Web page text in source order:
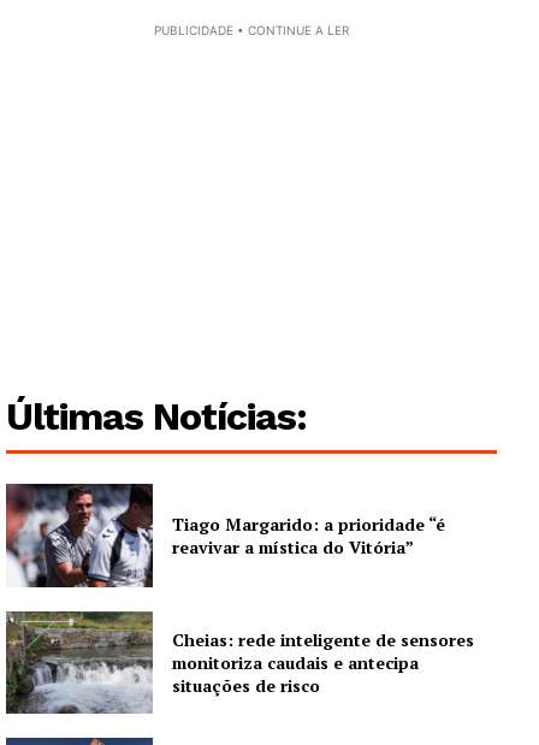
Artigos
Edição Digital
Europa
Grande Entrevista
Publicidade
PUBLICIDADE • CONTINUE A LER
Últimas Notícias:
Tiago Margarido: a prioridade “é
reavivar a mística do Vitória”
Cheias: rede inteligente de sensores
monitoriza caudais e antecipa
situações de risco